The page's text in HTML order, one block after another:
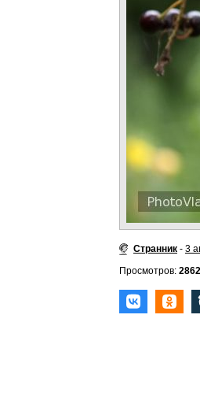
Странник - 3
Просмотров: 2862